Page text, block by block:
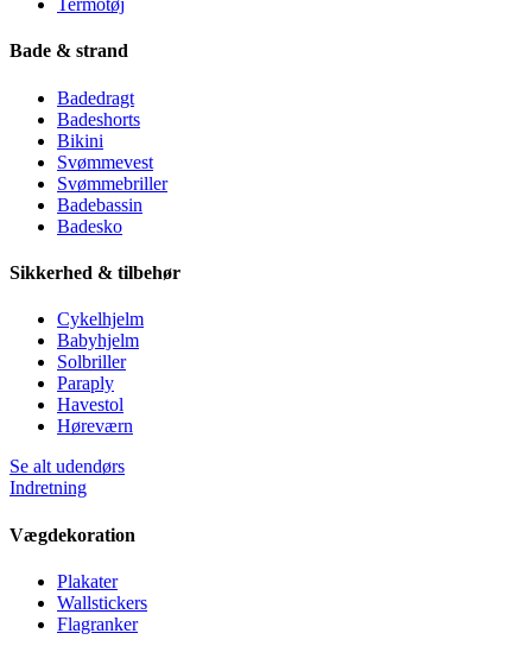
Termotøj
Bade & strand
Badedragt
Badeshorts
Bikini
Svømmevest
Svømmebriller
Badebassin
Badesko
Sikkerhed & tilbehør
Cykelhjelm
Babyhjelm
Solbriller
Paraply
Havestol
Høreværn
Se alt udendørs
Indretning
Vægdekoration
Plakater
Wallstickers
Flagranker